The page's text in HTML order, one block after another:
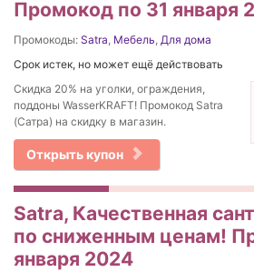
Промокод по 31 января
Промокоды: Satra, Мебель, Для дома
Срок истек, но может ещё действовать
Скидка 20% на уголки, ограждения,
поддоны WasserKRAFT! Промокод Satra
(Сатра) на скидку в магазин.
Открыть купон
Satra, Качественная
по сниженным ценам!
января 2024